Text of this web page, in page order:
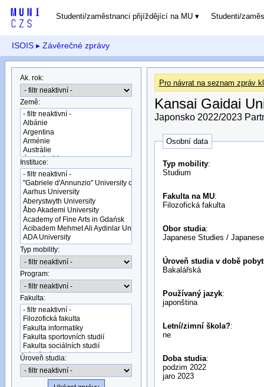
Studenti/zaměstnanci přijíždějící na MU Studenti/
ISOIS ▸ Závěrečné zprávy
Ak. rok:
Země:
Instituce:
Typ mobility:
Program:
Fakulta:
Úroveň studia:
Pro návrat na seznam zpráv
Kansai Gaidai
Japonsko 2022/2023
Osobní data
Typ mobility:
Studium
Fakulta na MU:
Filozofická fakulta
Obor studia:
Japanese Studies /
Úroveň studia v době
Bakalářská
Používaný jazyk:
japonština
Letní/zimní škola?:
ne
Doba studia:
podzim 2022
jaro 2023